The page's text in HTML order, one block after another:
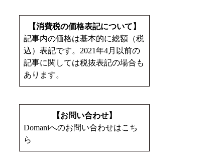
【消費税の価格表記について】
記事内の価格は基本的に総額（税
込）表記です。2021年4月以前の
記事に関しては税抜表記の場合も
あります。
【お問い合わせ】
Domaniへのお問い合わせはこち
ら